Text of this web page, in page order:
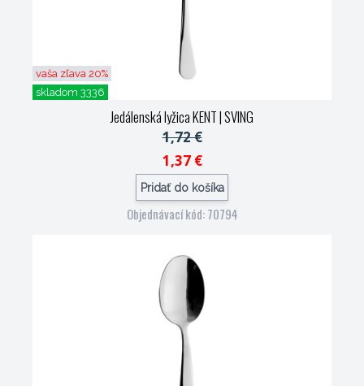
vaša zľava 20%
skladom 3336
Jedálenská lyžica KENT| SVING
1,72 €
1,37 €
Pridať do košíka
Objednávací kód: 70794